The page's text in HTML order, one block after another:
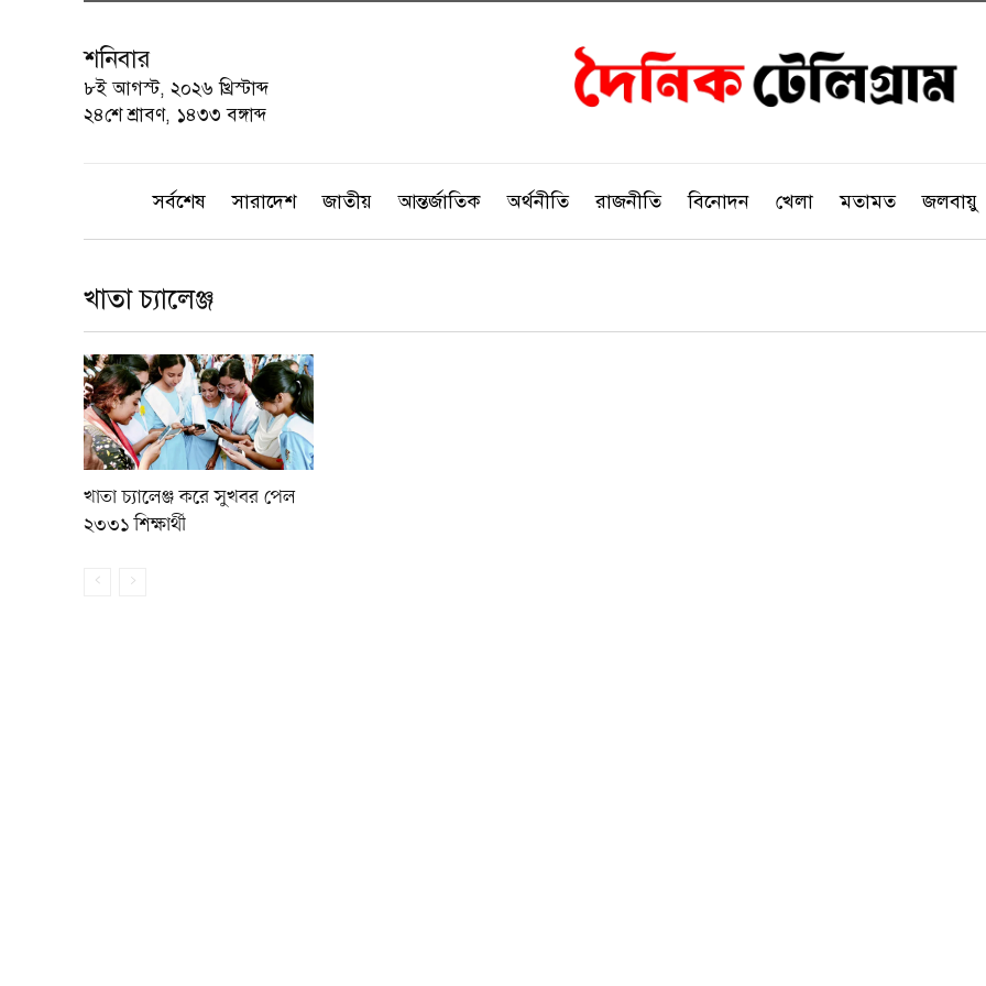
শনিবার
৮ই আগস্ট, ২০২৬ খ্রিস্টাব্দ
২৪শে শ্রাবণ, ১৪৩৩ বঙ্গাব্দ
সর্বশেষ সারাদেশ জাতীয় আন্তর্জাতিক অর্থনীতি রাজনীতি বিনোদন খেলা মতামত জলবায়ু
খাতা চ্যালেঞ্জ
খাতা চ্যালেঞ্জ করে সুখবর পেল
২৩৩১ শিক্ষার্থী